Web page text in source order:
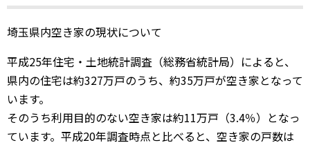
埼玉県内空き家の現状について
平成25年住宅・土地統計調査（総務省統計局）によると、
県内の住宅は約327万戸のうち、約35万戸が空き家となって
います。
そのうち利用目的のない空き家は約11万戸（3.4％）となっ
ています。平成20年調査時点と比べると、空き家の戸数は